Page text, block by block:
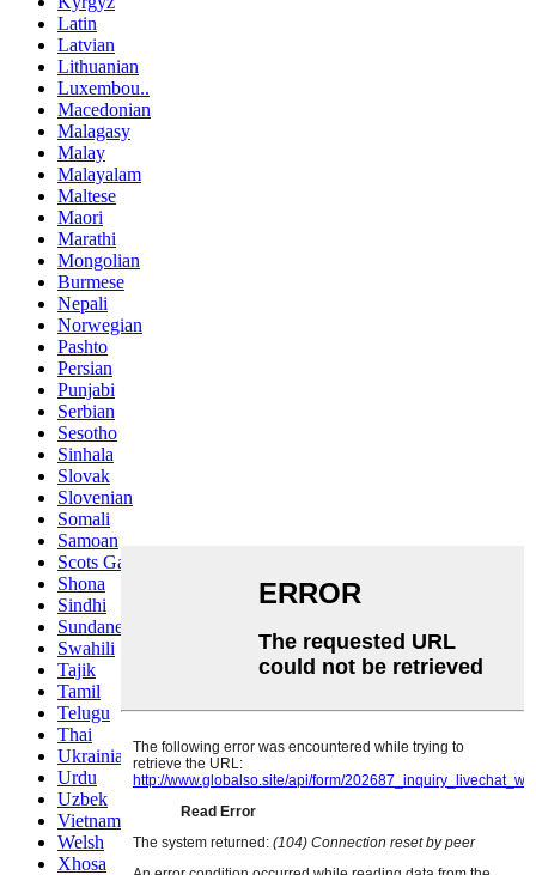
Latin
Latvian
Lithuanian
Luxembou..
Macedonian
Malagasy
Malay
Malayalam
Maltese
Maori
Marathi
Mongolian
Burmese
Nepali
Norwegian
Pashto
Persian
Punjabi
Serbian
Sesotho
Sinhala
Slovak
Slovenian
Somali
Samoan
Scots Gaelic
Shona
Sindhi
Sundanese
Swahili
Tajik
Tamil
Telugu
Thai
Ukrainian
Urdu
Uzbek
Vietnamese
Welsh
Xhosa